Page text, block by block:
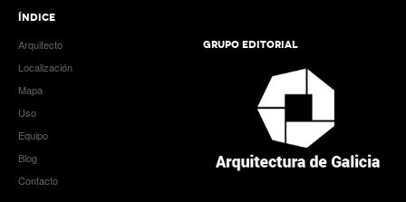
ÍNDICE
Arquitecto
Localización
Mapa
Uso
Equipo
Blog
Contacto
GRUPO EDITORIAL